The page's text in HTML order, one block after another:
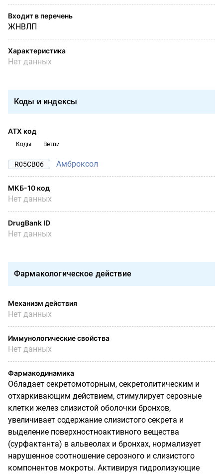
Входит в перечень
ЖНВЛП
Характеристика
Нет данных
Коды и индексы
АТХ код
Коды Ветви
R05CB06 Амброксол
МКБ-10 код
Нет данных
DrugBank ID
Нет данных
Фармакологическое действие
Механизм действия
Нет данных
Иммунологические свойства
Нет данных
Фармакодинамика
Обладает секретомоторным, секретолитическим и
отхаркивающим действием, стимулирует серозные
клетки желез слизистой оболочки бронхов,
увеличивает содержание слизистого секрета и
выделение поверхностно­активного вещества
(сурфактанта) в альвеолах и бронхах, нормализует
нарушенное соотношение серозного и слизистого
компонентов мокроты. Активируя гидролизующие